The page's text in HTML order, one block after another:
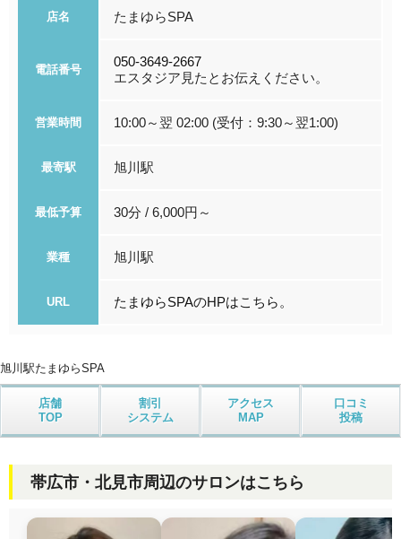
店名 たまゆらSPA
電話番号
050-3649-2667
エスタジア見たとお伝えください。
営業時間 10:00～翌 02:00 (受付：9:30～翌1:00)
最寄駅 旭川駅
最低予算 30分 / 6,000円～
業種 旭川駅
URL たまゆらSPAのHPはこちら。
旭川駅たまゆらSPA
店舗
TOP
割引
システム
アクセス
MAP
口コミ
投稿
帯広市・北見市周辺のサロンはこちら